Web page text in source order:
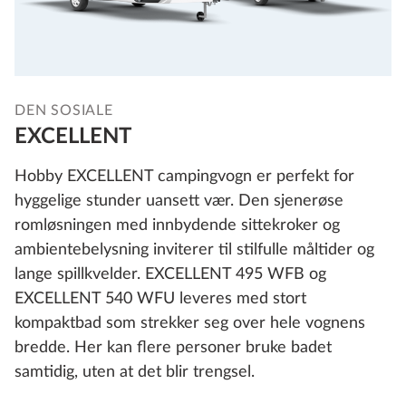
DEN SOSIALE
EXCELLENT
Hobby EXCELLENT campingvogn er perfekt for
hyggelige stunder uansett vær. Den sjenerøse
romløsningen med innbydende sittekroker og
ambientebelysning inviterer til stilfulle måltider og
lange spillkvelder. EXCELLENT 495 WFB og
EXCELLENT 540 WFU leveres med stort
kompaktbad som strekker seg over hele vognens
bredde. Her kan flere personer bruke badet
samtidig, uten at det blir trengsel.